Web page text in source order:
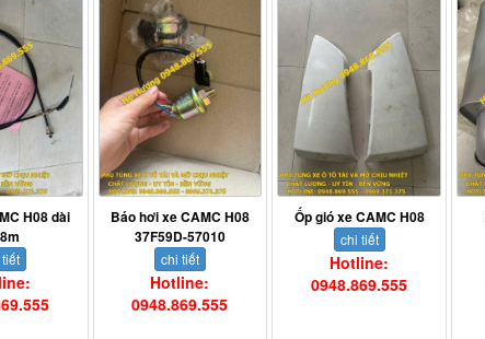
H08 dài
Báo hơi xe CAMC H08
37F59D-57010
chi tiết
Hotline:
0948.869.555
Ốp gió xe CAMC H08
chi tiết
Hotline:
0948.869.555